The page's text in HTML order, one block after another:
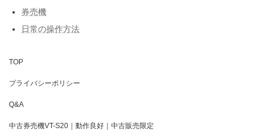
券売機
日常の操作方法
TOP
プライバシーポリシー
Q&A
中古券売機VT-S20｜動作良好｜中古販売限定